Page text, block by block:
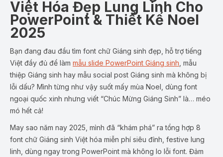
Việt Hóa Đẹp Lung Linh Cho
PowerPoint & Thiết Kế Noel
2025
Bạn đang đau đầu tìm font chữ Giáng sinh đẹp, hỗ trợ tiếng
Việt đầy đủ để làm mẫu slide PowerPoint Giáng sinh , mẫu
thiệp Giáng sinh hay mẫu social post Giáng sinh mà không bị
lỗi dấu? Mình từng như vậy suốt mấy mùa Noel, dùng font
ngoại quốc xinh nhưng viết “Chúc Mừng Giáng Sinh” là… méo
mó hết cả!
May sao năm nay 2025, mình đã “khám phá” ra tổng hợp 8
font chữ Giáng sinh Việt hóa miễn phí siêu đỉnh, festive lung
linh, dùng ngay trong PowerPoint mà không lo lỗi font. Đảm